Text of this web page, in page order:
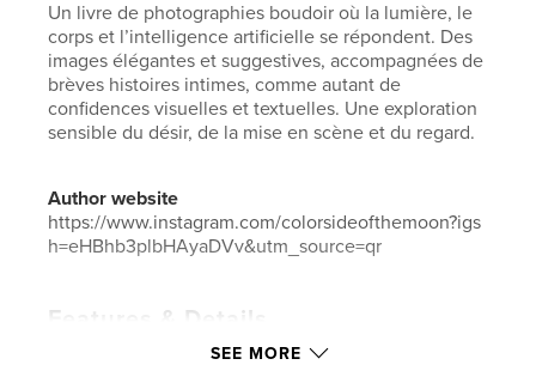
Un livre de photographies boudoir où la lumière, le
corps et l’intelligence artificielle se répondent. Des
images élégantes et suggestives, accompagnées de
brèves histoires intimes, comme autant de
confidences visuelles et textuelles. Une exploration
sensible du désir, de la mise en scène et du regard.
Author website
https://www.instagram.com/colorsideofthemoon?igs
h=eHBhb3plbHAyaDVv&utm_source=qr
Features & Details
Arts & Photography Books
SEE MORE